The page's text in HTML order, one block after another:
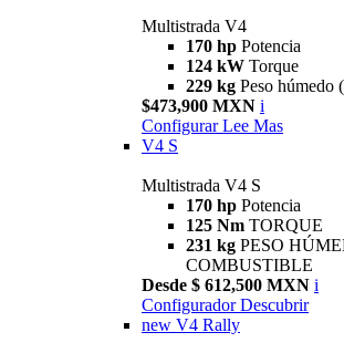
Multistrada V4
170 hp Potencia
124 kW Torque
229 kg Peso húmedo
$473,900 MXN i
Configurar Lee Mas
V4 S
Multistrada V4 S
170 hp Potencia
125 Nm TORQUE
231 kg PESO
COMBUSTIBLE
Desde $ 612,500 MXN i
Configurador Descubrir
new V4 Rally